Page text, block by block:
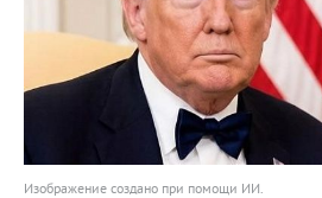
Изображение создано при помощи ИИ.